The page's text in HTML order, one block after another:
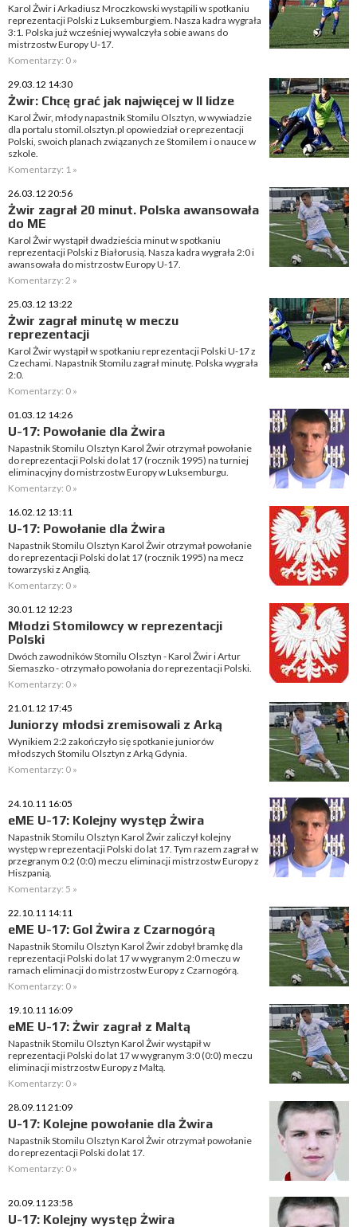
Karol Żwir i Arkadiusz Mroczkowski wystąpili w spotkaniu
reprezentacji Polski z Luksemburgiem. Nasza kadra wygrała
3:1. Polska już wcześniej wywalczyła sobie awans do
mistrzostw Europy U-17.
Komentarzy: 0 »
29.03.12 14:30
Żwir: Chcę grać jak najwięcej w II lidze
Karol Żwir, młody napastnik Stomilu Olsztyn, w wywiadzie
dla portalu stomil.olsztyn.pl opowiedział o reprezentacji
Polski, swoich planach związanych ze Stomilem i o nauce w
szkole.
Komentarzy: 1 »
26.03.12 20:56
Żwir zagrał 20 minut. Polska awansowała
do ME
Karol Żwir wystąpił dwadzieścia minut w spotkaniu
reprezentacji Polski z Białorusią. Nasza kadra wygrała 2:0 i
awansowała do mistrzostw Europy U-17.
Komentarzy: 2 »
25.03.12 13:22
Żwir zagrał minutę w meczu
reprezentacji
Karol Żwir wystąpił w spotkaniu reprezentacji Polski U-17 z
Czechami. Napastnik Stomilu zagrał minutę. Polska wygrała
2:0.
Komentarzy: 0 »
01.03.12 14:26
U-17: Powołanie dla Żwira
Napastnik Stomilu Olsztyn Karol Żwir otrzymał powołanie
do reprezentacji Polski do lat 17 (rocznik 1995) na turniej
eliminacyjny do mistrzostw Europy w Luksemburgu.
Komentarzy: 0 »
16.02.12 13:11
U-17: Powołanie dla Żwira
Napastnik Stomilu Olsztyn Karol Żwir otrzymał powołanie
do reprezentacji Polski do lat 17 (rocznik 1995) na mecz
towarzyski z Anglią.
Komentarzy: 0 »
30.01.12 12:23
Młodzi Stomilowcy w reprezentacji
Polski
Dwóch zawodników Stomilu Olsztyn - Karol Żwir i Artur
Siemaszko - otrzymało powołania do reprezentacji Polski.
Komentarzy: 0 »
21.01.12 17:45
Juniorzy młodsi zremisowali z Arką
Wynikiem 2:2 zakończyło się spotkanie juniorów
młodszych Stomilu Olsztyn z Arką Gdynia.
Komentarzy: 0 »
24.10.11 16:05
eME U-17: Kolejny występ Żwira
Napastnik Stomilu Olsztyn Karol Żwir zaliczył kolejny
występ w reprezentacji Polski do lat 17. Tym razem zagrał w
przegranym 0:2 (0:0) meczu eliminacji mistrzostw Europy z
Hiszpanią.
Komentarzy: 5 »
22.10.11 14:11
eME U-17: Gol Żwira z Czarnogórą
Napastnik Stomilu Olsztyn Karol Żwir zdobył bramkę dla
reprezentacji Polski do lat 17 w wygranym 2:0 meczu w
ramach eliminacji do mistrzostw Europy z Czarnogórą.
Komentarzy: 0 »
19.10.11 16:09
eME U-17: Żwir zagrał z Maltą
Napastnik Stomilu Olsztyn Karol Żwir wystąpił w
reprezentacji Polski do lat 17 w wygranym 3:0 (0:0) meczu
eliminacji mistrzostw Europy z Maltą.
Komentarzy: 0 »
28.09.11 21:09
U-17: Kolejne powołanie dla Żwira
Napastnik Stomilu Olsztyn Karol Żwir otrzymał powołanie
do reprezentacji Polski do lat 17.
Komentarzy: 0 »
20.09.11 23:58
U-17: Kolejny występ Żwira